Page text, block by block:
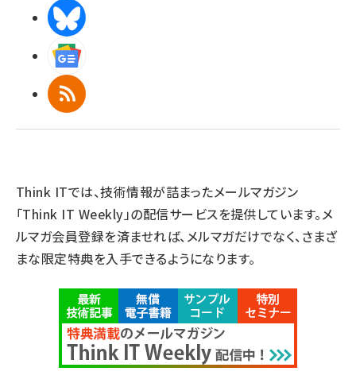
RSS
Think ITでは、技術情報が詰まったメールマガジン
「Think IT Weekly」の配信サービスを提供しています。メ
ルマガ会員登録を済ませれば、メルマガだけでなく、さまざ
まな限定特典を入手できるようになります。